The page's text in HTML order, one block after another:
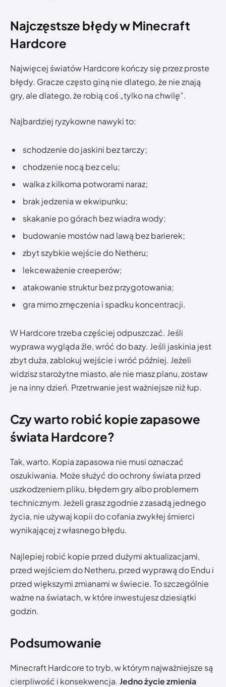
Najczęstsze błędy w Minecraft
Hardcore
Najwięcej światów Hardcore kończy się przez proste
błędy. Gracze często giną nie dlatego, że nie znają
gry, ale dlatego, że robią coś „tylko na chwilę”.
Najbardziej ryzykowne nawyki to:
schodzenie do jaskini bez tarczy;
chodzenie nocą bez celu;
walka z kilkoma potworami naraz;
brak jedzenia w ekwipunku;
skakanie po górach bez wiadra wody;
budowanie mostów nad lawą bez barierek;
zbyt szybkie wejście do Netheru;
lekceważenie creeperów;
atakowanie struktur bez przygotowania;
gra mimo zmęczenia i spadku koncentracji.
W Hardcore trzeba częściej odpuszczać. Jeśli
wyprawa wygląda źle, wróć do bazy. Jeśli jaskinia jest
zbyt duża, zablokuj wejście i wróć później. Jeżeli
widzisz starożytne miasto, ale nie masz planu, zostaw
je na inny dzień. Przetrwanie jest ważniejsze niż łup.
Czy warto robić kopie zapasowe
świata Hardcore?
Tak, warto. Kopia zapasowa nie musi oznaczać
oszukiwania. Może służyć do ochrony świata przed
uszkodzeniem pliku, błędem gry albo problemem
technicznym. Jeżeli grasz zgodnie z zasadą jednego
życia, nie używaj kopii do cofania zwykłej śmierci
wynikającej z własnego błędu.
Najlepiej robić kopie przed dużymi aktualizacjami,
przed wejściem do Netheru, przed wyprawą do Endu i
przed większymi zmianami w świecie. To szczególnie
ważne na światach, w które inwestujesz dziesiątki
godzin.
Podsumowanie
Minecraft Hardcore to tryb, w którym najważniejsze są
cierpliwość i konsekwencja. Jedno życie zmienia